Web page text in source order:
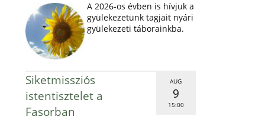
A 2026-os évben is hívjuk a
gyülekezetünk tagjait nyári
gyülekezeti táborainkba.
AUG
9
15:00
Siketmissziós
istentisztelet a
Fasorban